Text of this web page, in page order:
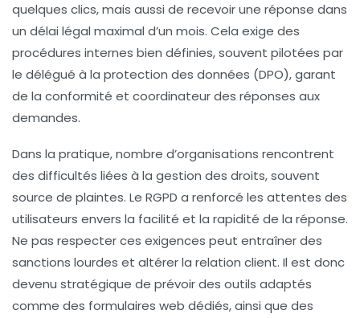
quelques clics, mais aussi de recevoir une réponse dans
un délai légal maximal d’un mois. Cela exige des
procédures internes bien définies, souvent pilotées par
le délégué à la protection des données (DPO), garant
de la conformité et coordinateur des réponses aux
demandes.
Dans la pratique, nombre d’organisations rencontrent
des difficultés liées à la gestion des droits, souvent
source de plaintes. Le RGPD a renforcé les attentes des
utilisateurs envers la facilité et la rapidité de la réponse.
Ne pas respecter ces exigences peut entraîner des
sanctions lourdes et altérer la relation client. Il est donc
devenu stratégique de prévoir des outils adaptés
comme des formulaires web dédiés, ainsi que des